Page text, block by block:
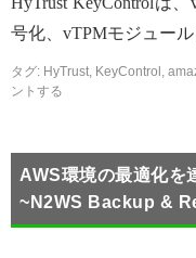
号化、vTPMモジュー
タグ: HyTrust, KeyControl ,
ントする
AWS環境の最適化を
~N2WS Backup &